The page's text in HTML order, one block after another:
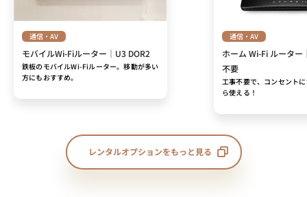
通信・AV
モバイルWi-Fiルーター｜U3 DOR2
鉄板のモバイルWi-Fiルーター。移動が多い
方にもおすすめ。
通信・AV
ホーム Wi-Fi ルータ
不要
工事不要で、コンセント
ら使える！
レンタルオプションをもっと見る